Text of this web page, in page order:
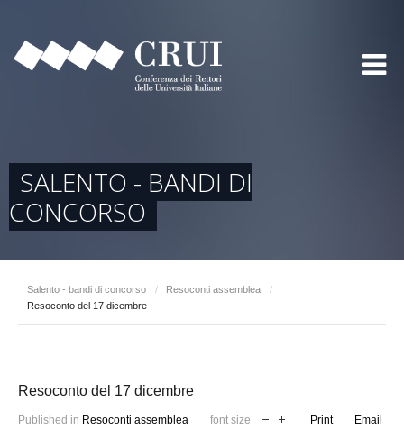
SALENTO - BANDI DI
CONCORSO
Salento - bandi di concorso / Resoconti assemblea
/
Resoconto del 17 dicembre
Resoconto del 17 dicembre
Published in Resoconti assemblea font size Print Email